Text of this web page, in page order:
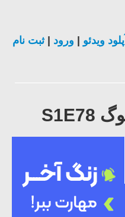
آپلود ویدئو ورود |ثبت نام